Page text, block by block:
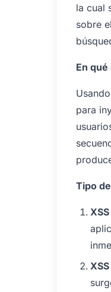
la cual
sobre
En
para
Tipo